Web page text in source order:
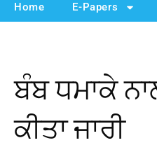
Home E-Papers
ਬੰਬ ਧਮਾਕੇ
ਕੀਤਾ ਜਾਰੀ